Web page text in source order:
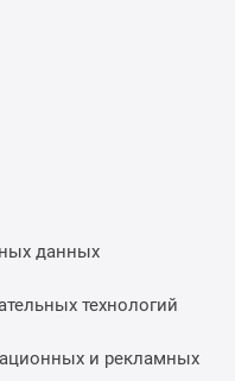
данных
технологий
и рекламных